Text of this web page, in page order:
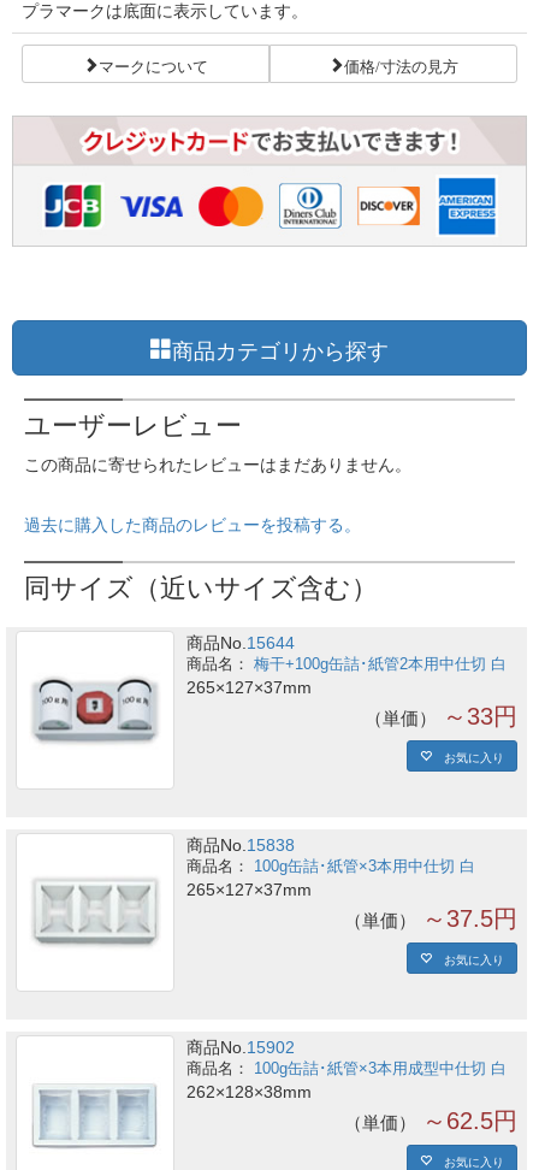
プラマークは底面に表示しています。
マークについて 価格/寸法の見方
商品カテゴリから探す
ユーザーレビュー
この商品に寄せられたレビューはまだありません。
過去に購入した商品のレビューを投稿する。
同サイズ（近いサイズ含む）
商品No. 15644
梅干+100g缶詰･紙管2本用中仕切 白
265×127×37mm
単価 ～33円
お気に入り
商品No. 15838
100g缶詰･紙管×3本用中仕切 白
265×127×37mm
単価 ～37.5円
お気に入り
商品No.15902
100g缶詰･紙管×3本用成型中仕切 白
262×128×38mm
単価 ～62.5円
お気に入り